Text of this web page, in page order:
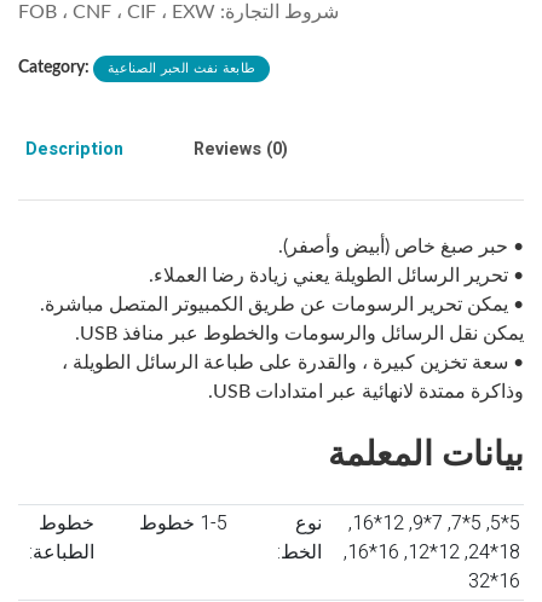
شروط التجارة: FOB ، CNF ، CIF ، EXW
Category: طابعة نفث الحبر الصناعية
Description Reviews (0)
• حبر صبغ خاص (أبيض وأصفر).
• تحرير الرسائل الطويلة يعني زيادة رضا العملاء.
• يمكن تحرير الرسومات عن طريق الكمبيوتر المتصل مباشرة.
يمكن نقل الرسائل والرسومات والخطوط عبر منافذ USB.
• سعة تخزين كبيرة ، والقدرة على طباعة الرسائل الطويلة ،
وذاكرة ممتدة لانهائية عبر امتدادات USB.
بيانات المعلمة
خطوط
الطباعة:
1-5 خطوط
نوع
الخط:
5*5, 5*7, 7*9, 12*16,
18*24, 12*12, 16*16,
16*32